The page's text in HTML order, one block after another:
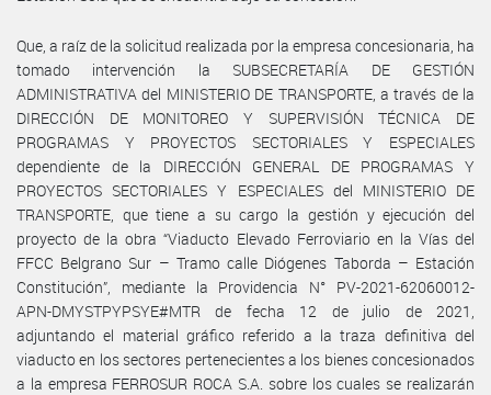
Que, a raíz de la solicitud realizada por la empresa concesionaria, ha
tomado intervención la SUBSECRETARÍA DE GESTIÓN
ADMINISTRATIVA del MINISTERIO DE TRANSPORTE, a través de la
DIRECCIÓN DE MONITOREO Y SUPERVISIÓN TÉCNICA DE
PROGRAMAS Y PROYECTOS SECTORIALES Y ESPECIALES
dependiente de la DIRECCIÓN GENERAL DE PROGRAMAS Y
PROYECTOS SECTORIALES Y ESPECIALES del MINISTERIO DE
TRANSPORTE, que tiene a su cargo la gestión y ejecución del
proyecto de la obra “Viaducto Elevado Ferroviario en la Vías del
FFCC Belgrano Sur – Tramo calle Diógenes Taborda – Estación
Constitución”, mediante la Providencia N° PV-2021-62060012-
APN-DMYSTPYPSYE#MTR de fecha 12 de julio de 2021,
adjuntando el material gráfico referido a la traza definitiva del
viaducto en los sectores pertenecientes a los bienes concesionados
a la empresa FERROSUR ROCA S.A. sobre los cuales se realizarán